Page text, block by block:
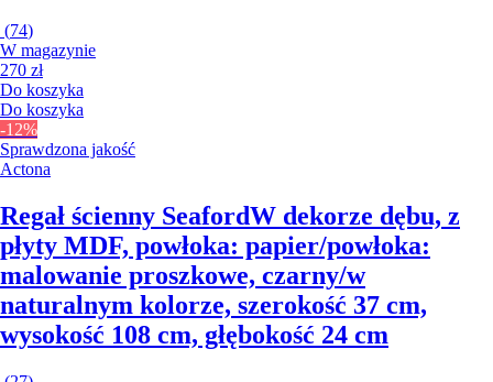
(74)
W magazynie
270 zł
Do koszyka
Do koszyka
-12%
Sprawdzona jakość
Actona
Regał ścienny SeafordW dekorze dębu, z
płyty MDF, powłoka: papier/powłoka:
malowanie proszkowe, czarny/w
naturalnym kolorze, szerokość 37 cm,
wysokość 108 cm, głębokość 24 cm